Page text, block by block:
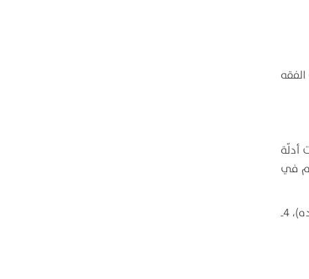
الأيّام في مهمّات أدلّة
9ـ مفتاح الأحكام، 10ـ أساس الأحكام في
ومن مؤلّفاته باللغة الفارسية: 1ـ رسائل ومسائل (3 مجلّدات)، 2ـ سيف الأُمّة وبرهان الملّة، 3ـ معراج السعادة (شرح على جامع السعادات لوالده)، 4ـ